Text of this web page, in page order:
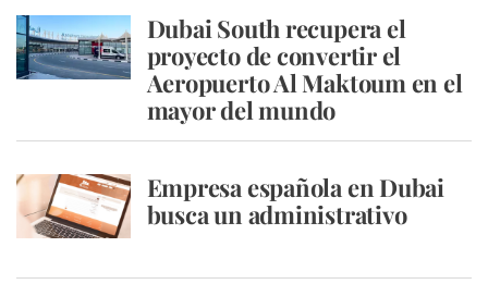
Dubai South recupera el
proyecto de convertir el
Aeropuerto Al Maktoum en el
mayor del mundo
Empresa española en Dubai
busca un administrativo